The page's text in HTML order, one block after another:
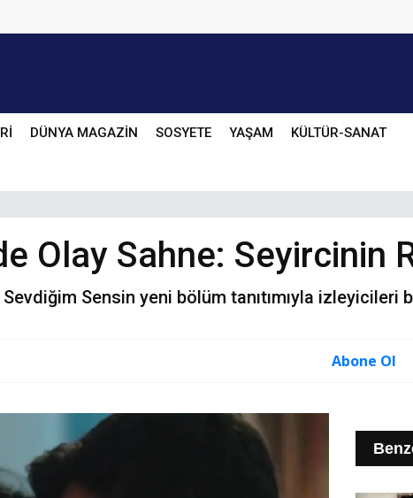
DÜNYA MAGAZİN SOSYETE YAŞAM KÜLTÜR-SANAT
Olay Sahne: Seyircinin
Sevdiğim Sensin yeni bölüm tanıtımıyla izleyicileri
Abone Ol